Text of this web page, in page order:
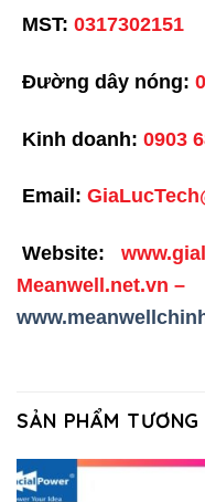
MST: 0317302151
Đường dây nóng:
Kinh doanh: 0903
Email:
Website:
Meanwell.net.vn –
SẢN PHẨM